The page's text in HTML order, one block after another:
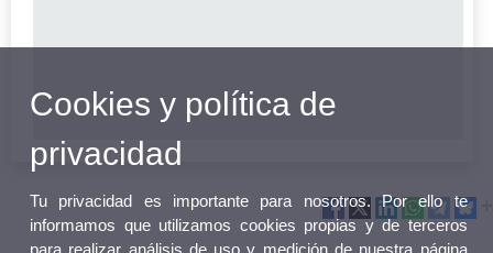
Cookies y política de
privacidad
Tu privacidad es importante para nosotros. Por ello te
informamos que utilizamos cookies propias y de terceros
para realizar análisis de uso y medición de nuestra página